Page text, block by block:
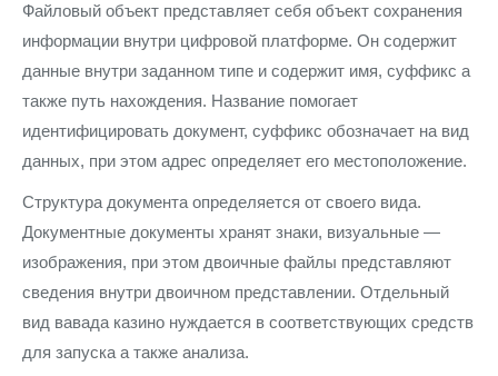
Файловый объект представляет себя объект сохранения
информации внутри цифровой платформе. Он содержит
данные внутри заданном типе и содержит имя, суффикс а
также путь нахождения. Название помогает
идентифицировать документ, суффикс обозначает на вид
данных, при этом адрес определяет его местоположение.
Структура документа определяется от своего вида.
Документные документы хранят знаки, визуальные —
изображения, при этом двоичные файлы представляют
сведения внутри двоичном представлении. Отдельный
вид вавада казино нуждается в соответствующих средств
для запуска а также анализа.